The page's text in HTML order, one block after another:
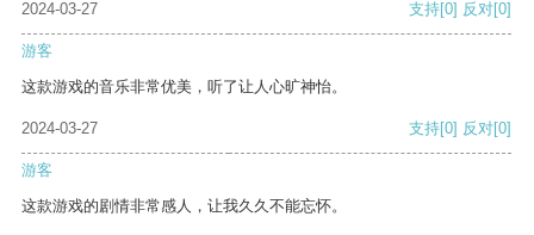
2024-03-27
支持[0] 反对[0]
游客
这款游戏的音乐非常优美，听了让人心旷神怡。
2024-03-27 支持[0] 反对[0]
游客
这款游戏的剧情非常感人，让我久久不能忘怀。